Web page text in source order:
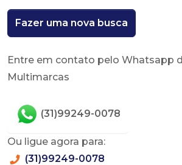
Fazer uma nova busca
Entre em contato pelo Whatsapp
Multimarcas
(31)99249-0078
Ou ligue agora para:
(31)99249-0078